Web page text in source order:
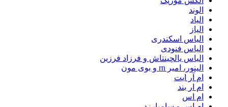
الوند
الیاد
الیاز
الیاس اسکندری
الیاس فنودی
الیاس یالچینتاش و فرزاد فرزین
الینور، امیر rn و بوی مون
ام آر ایت
ام‌ ار بند
ام اس